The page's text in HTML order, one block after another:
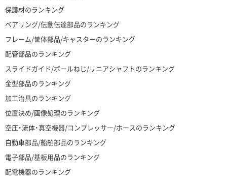
保護材のランキング
ベアリング/伝動伝達部品のランキング
フレーム/筐体部品/キャスターのランキング
配管部品のランキング
スライドガイド/ボールねじ/リニアシャフトのランキング
金型部品のランキング
加工治具のランキング
位置決め/画像処理のランキング
空圧・流体・真空機器/コンプレッサー/ホースのランキング
自動車部品/船舶部品のランキング
電子部品/基板用品のランキング
配電機器のランキング